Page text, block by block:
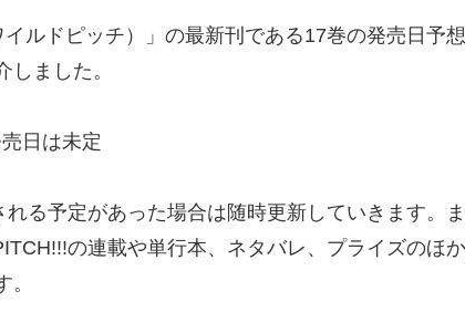
ルドピッチ）」の最新刊である17巻の発売日予
ました。
日は未定
る予定があった場合は随時更新していきます。
の連載や単行本、ネタバレ、プライズのほ